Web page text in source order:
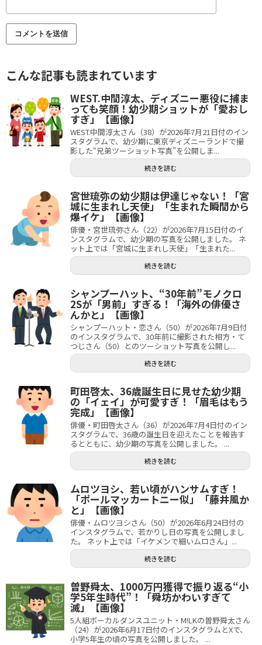
こんな記事も読まれています
WEST.中間淳太、ディズニー悪役に捕ま
っても笑顔！幼少期ショットが「愛おし
すぎ」【画像】
WEST.中間淳太さん（38）が2026年7月21日付のイン
スタグラムで、幼少期に東京ディズニーランドで撮
影した“兄弟ツーショット写真”を公開しま...
続きを読む
宮世琉弥の幼少期は伊達じゃない！「宮
城に生まれし天使」「生まれた瞬間から
爆イケ」【画像】
俳優・宮世琉弥さん（22）が2026年7月15日付のイ
ンスタグラムで、幼少期の写真を公開しました。 ネ
ット上では「宮城に生まれし天使」「生まれた...
続きを読む
シャンプーハット、“30年前”モノクロ
2Sが「男前」すぎる！「海外の俳優さ
んかと」【画像】
シャンプーハット・恋さん（50）が2026年7月9日付
のインスタグラムで、30年前に撮影された相方・て
つじさん（50）とのツーショット写真を公開し...
続きを読む
町田啓太、36歳誕生日に見せた幼少期
の「イェイ」が可愛すぎ！「眉毛はもう
完成」【画像】
俳優・町田啓太さん（36）が2026年7月4日付のイン
スタグラムで、36歳の誕生日を迎えたことを報告す
るとともに、幼少期の写真を公開しました。 ...
続きを読む
ムロツヨシ、若い頃がハンサムすぎ！
「ポールマッカートニー似」「藤井風か
と」【画像】
俳優・ムロツヨシさん（50）が2026年6月24日付の
インスタグラムで、若かりし日の写真を公開しまし
た。 ネット上では「イケメンで細いムロさん」...
続きを読む
曽野舜太、1000万円獲得で振り返る“小
学5年生時代”！「舜坊かわいすぎて
滅」【画像】
5人組ボーカルダンスユニット・M!LKの曽野舜太さん
（24）が2026年6月17日付のインスタグラムとXで、
小学5年生の頃の写真を公開しました。 ...